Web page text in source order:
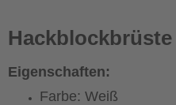
Hackblockbrüste
Eigenschaften:
Farbe: Weiß